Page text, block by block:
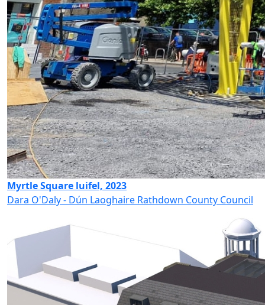
Myrtle Square luifel, 2023
Dara O'Daly - Dún Laoghaire Rathdown County Council